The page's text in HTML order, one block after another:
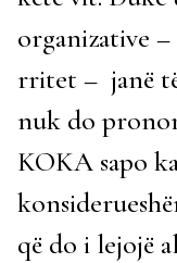
organizative
rritet – janë
nuk do
KOKA sapo
që do i lejojë